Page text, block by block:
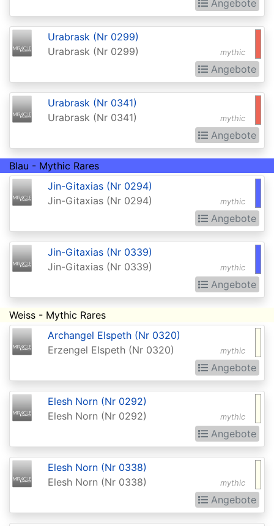
Bloomburrow
Extras
Born
of
Gods
Buy-
a-
Promos
Champions
Kamigawa
Champs
and
States
Chronicles
Clash
Promos
Coldsnap
Theme
Angebote
mythic
Urabrask (Nr 0299)
Urabrask (Nr 0299)
Angebote
mythic
Urabrask (Nr 0341)
Urabrask (Nr 0341)
Angebote
Blau - Mythic Rares
mythic
Jin-Gitaxias (Nr 0294)
Jin-Gitaxias (Nr 0294)
Angebote
mythic
Jin-Gitaxias (Nr 0339)
Jin-Gitaxias (Nr 0339)
Angebote
Weiss - Mythic Rares
mythic
Archangel Elspeth (Nr 0320)
Erzengel Elspeth (Nr 0320)
Angebote
mythic
Elesh Norn (Nr 0292)
Elesh Norn (Nr 0292)
Angebote
mythic
Elesh Norn (Nr 0338)
Elesh Norn (Nr 0338)
Angebote